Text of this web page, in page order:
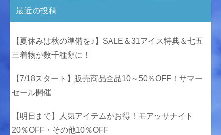
最近の投稿
【夏休みは秋の準備を♪】SALE＆31アイス特典＆七五
三着物が数千種類に！
【7/18スタート】販売商品全品10～50％OFF！サマー
セール開催
【明日まで】人気アイテムがお得！モアッサナイト
20％OFF・その他10％OFF